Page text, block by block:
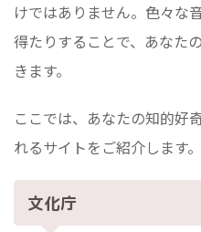
けではありません。色々な
得たりすることで、あなた
きます。
ここでは、あなたの知的好
れるサイトをご紹介します。
文化庁